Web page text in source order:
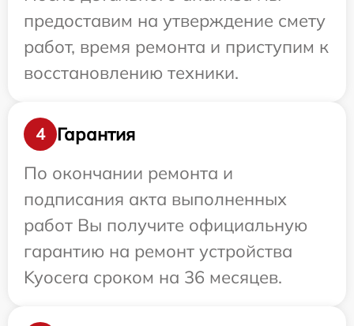
предоставим на утверждение смету
работ, время ремонта и приступим к
восстановлению техники.
4
Гарантия
По окончании ремонта и
подписания акта выполненных
работ Вы получите официальную
гарантию на ремонт устройства
Kyocera сроком на 36 месяцев.